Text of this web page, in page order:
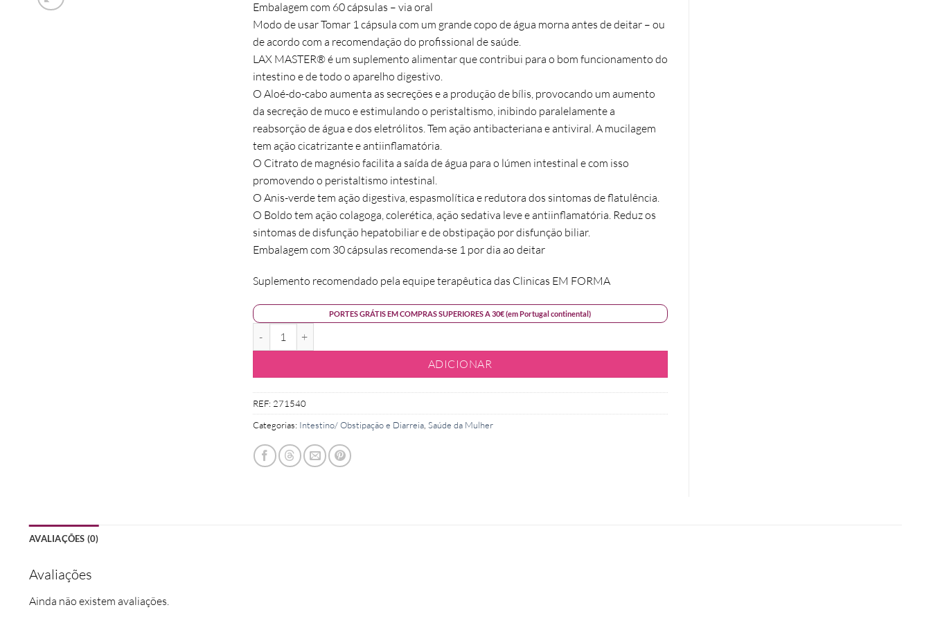
Embalagem com 60 cápsulas – via oral
Modo de usar Tomar 1 cápsula com um grande copo de água morna antes de deitar – ou
de acordo com a recomendação do profissional de saúde.
LAX MASTER® é um suplemento alimentar que contribui para o bom funcionamento do
intestino e de todo o aparelho digestivo.
O Aloé-do-cabo aumenta as secreções e a produção de bílis, provocando um aumento
da secreção de muco e estimulando o peristaltismo, inibindo paralelamente a
reabsorção de água e dos eletrólitos. Tem ação antibacteriana e antiviral. A mucilagem
tem ação cicatrizante e antiinflamatória.
O Citrato de magnésio facilita a saída de água para o lúmen intestinal e com isso
promovendo o peristaltismo intestinal.
O Anis-verde tem ação digestiva, espasmolítica e redutora dos sintomas de flatulência.
O Boldo tem ação colagoga, colerética, ação sedativa leve e antiinflamatória. Reduz os
sintomas de disfunção hepatobiliar e de obstipação por disfunção biliar.
Embalagem com 30 cápsulas recomenda-se 1 por dia ao deitar
Suplemento recomendado pela equipe terapêutica das Clinicas EM FORMA
PORTES GRÁTIS EM COMPRAS SUPERIORES A 30€ (em Portugal continental)
ADICIONAR
REF: 271540
Categorias: Intestino/ Obstipação e Diarreia, Saúde da Mulher
AVALIAÇÕES (0)
Avaliações
Ainda não existem avaliações.